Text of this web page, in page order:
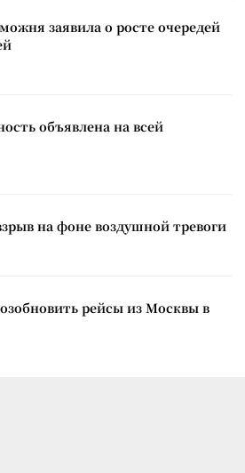
заявила о росте очередей
объявлена на всей
на фоне воздушной тревоги
рейсы из Москвы в